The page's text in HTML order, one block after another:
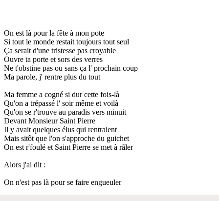
On est là pour la fête à mon pote
Si tout le monde restait toujours tout seul
Ça serait d'une tristesse pas croyable
Ouvre ta porte et sors des verres
Ne t'obstine pas ou sans ça l' prochain coup
Ma parole, j' rentre plus du tout
Ma femme a cogné si dur cette fois-là
Qu'on a trépassé l' soir même et voilà
Qu'on se r'trouve au paradis vers minuit
Devant Monsieur Saint Pierre
Il y avait quelques élus qui rentraient
Mais sitôt que l'on s'approche du guichet
On est r'foulé et Saint Pierre se met à râler
Alors j'ai dit :
On n'est pas là pour se faire engueuler